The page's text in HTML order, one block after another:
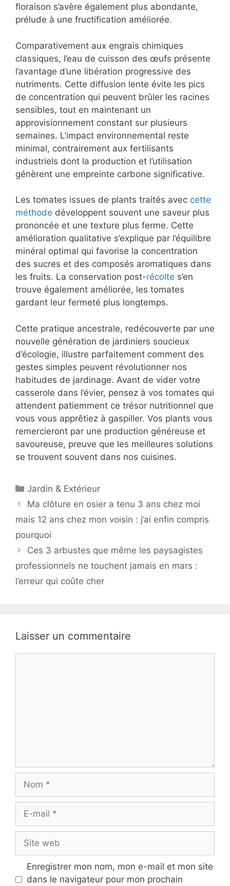
floraison s’avère également plus abondante,
prélude à une fructification améliorée.
Comparativement aux engrais chimiques
classiques, l’eau de cuisson des œufs présente
l’avantage d’une libération progressive des
nutriments. Cette diffusion lente évite les pics
de concentration qui peuvent brûler les racines
sensibles, tout en maintenant un
approvisionnement constant sur plusieurs
semaines. L’impact environnemental reste
minimal, contrairement aux fertilisants
industriels dont la production et l’utilisation
génèrent une empreinte carbone significative.
Les tomates issues de plants traités avec cette
méthode développent souvent une saveur plus
prononcée et une texture plus ferme. Cette
amélioration qualitative s’explique par l’équilibre
minéral optimal qui favorise la concentration
des sucres et des composés aromatiques dans
les fruits. La conservation post-récolte s’en
trouve également améliorée, les tomates
gardant leur fermeté plus longtemps.
Cette pratique ancestrale, redécouverte par une
nouvelle génération de jardiniers soucieux
d’écologie, illustre parfaitement comment des
gestes simples peuvent révolutionner nos
habitudes de jardinage. Avant de vider votre
casserole dans l’évier, pensez à vos tomates qui
attendent patiemment ce trésor nutritionnel que
vous vous apprêtiez à gaspiller. Vos plants vous
remercieront par une production généreuse et
savoureuse, preuve que les meilleures solutions
se trouvent souvent dans nos cuisines.
Catégories
Jardin & Extérieur
Ma clôture en osier a tenu 3 ans chez moi
mais 12 ans chez mon voisin : j’ai enfin compris
pourquoi
Ces 3 arbustes que même les paysagistes
professionnels ne touchent jamais en mars :
l’erreur qui coûte cher
Laisser un commentaire
mail
web
Enregistrer mon nom, mon e-mail et mon site
dans le navigateur pour mon prochain